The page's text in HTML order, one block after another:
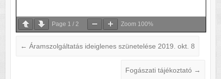
Page 1 / 2 Zoom 100%
← Áramszolgáltatás ideiglenes szünetelése 2019. okt. 8
Fogászati tájékoztató →